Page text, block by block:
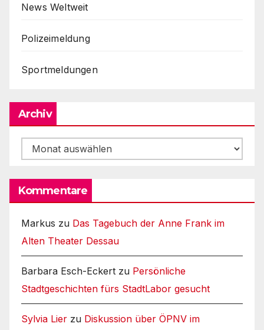
News Weltweit
Polizeimeldung
Sportmeldungen
Archiv
Archiv
Kommentare
Markus zu Das Tagebuch der Anne Frank im
Alten Theater Dessau
Barbara Esch-Eckert zu Persönliche
Stadtgeschichten fürs StadtLabor gesucht
Sylvia Lier zu Diskussion über ÖPNV im